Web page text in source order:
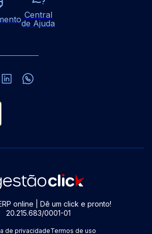
Central
de Ajuda
online | Dê um click e pronto!
20.215.683/0001-01
de privacidadeTermos de uso